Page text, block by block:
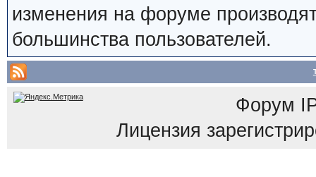
изменения на форуме
большинства пользователей.
Форум
Лицензия